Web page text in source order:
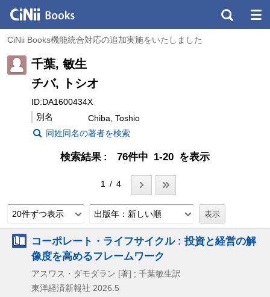
CiNii Books機能統合対応の追加実施をいたしました
千葉, 敏生
チバ, トシオ
ID:DA1600434X
別名
Chiba, Toshio
同姓同名の著者を検索
検索結果 76件中 1-20 を表示
1 / 4
20件ずつ表示 出版年：新しい順
コーポレート・ライフサイクル : 投資と経営の解
像度を高めるフレームワーク
アスワス・ダモダラン [著] ; 千葉敏生訳
東洋経済新報社 2026.5